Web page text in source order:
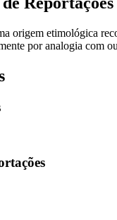
origem etimológica
por analogia com